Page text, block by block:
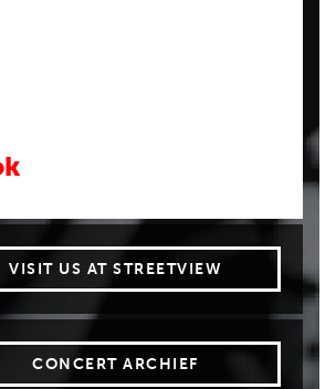
VISIT US AT STREETVIEW
CONCERT ARCHIEF